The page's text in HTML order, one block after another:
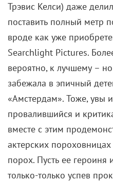
Трэвис Келси) даже
поставить полный метр
вроде как уже
Searchlight Pictures.
вероятно, к лучшему –
забежала в эпичный
«Амстердам». Тоже, увы
провалившийся и
вместе с этим
актерских
порох. Пусть ее героиня
только-только успев